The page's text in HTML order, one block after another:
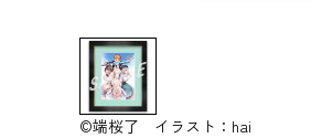
©端桜了 イラスト：hai